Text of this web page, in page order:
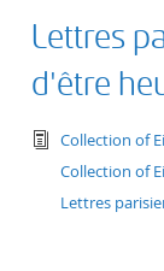
Lettres
d'être
text/
Collection of
Collection of
Lettres